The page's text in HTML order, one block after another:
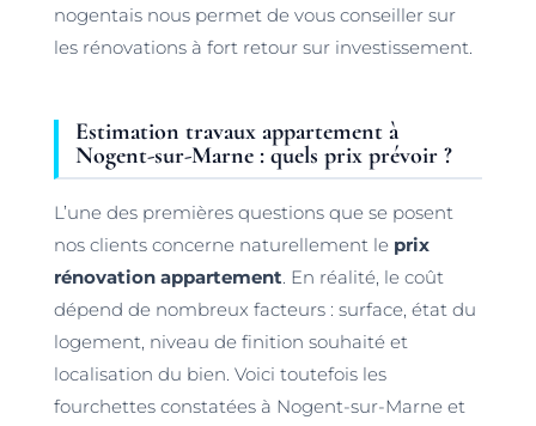
nogentais nous permet de vous conseiller sur
les rénovations à fort retour sur investissement.
Estimation travaux appartement à
Nogent-sur-Marne : quels prix prévoir ?
L’une des premières questions que se posent
nos clients concerne naturellement le prix
rénovation appartement. En réalité, le coût
dépend de nombreux facteurs : surface, état du
logement, niveau de finition souhaité et
localisation du bien. Voici toutefois les
fourchettes constatées à Nogent-sur-Marne et